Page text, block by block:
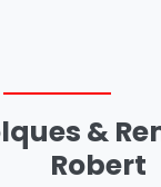
&
Robert